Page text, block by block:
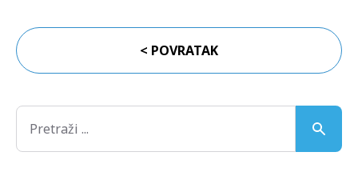
< POVRATAK